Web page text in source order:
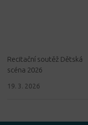
Recitační soutěž Dětská
scéna 2026
19. 3. 2026